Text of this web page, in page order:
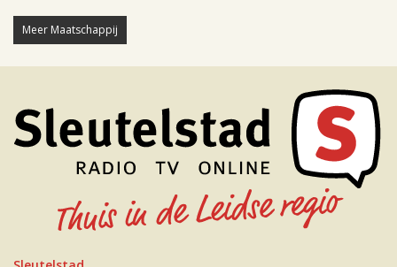
Meer Maatschappij